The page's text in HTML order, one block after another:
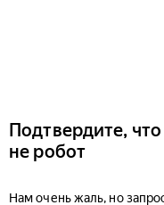
Подтвердите,
не робот
Нам очень жаль, но